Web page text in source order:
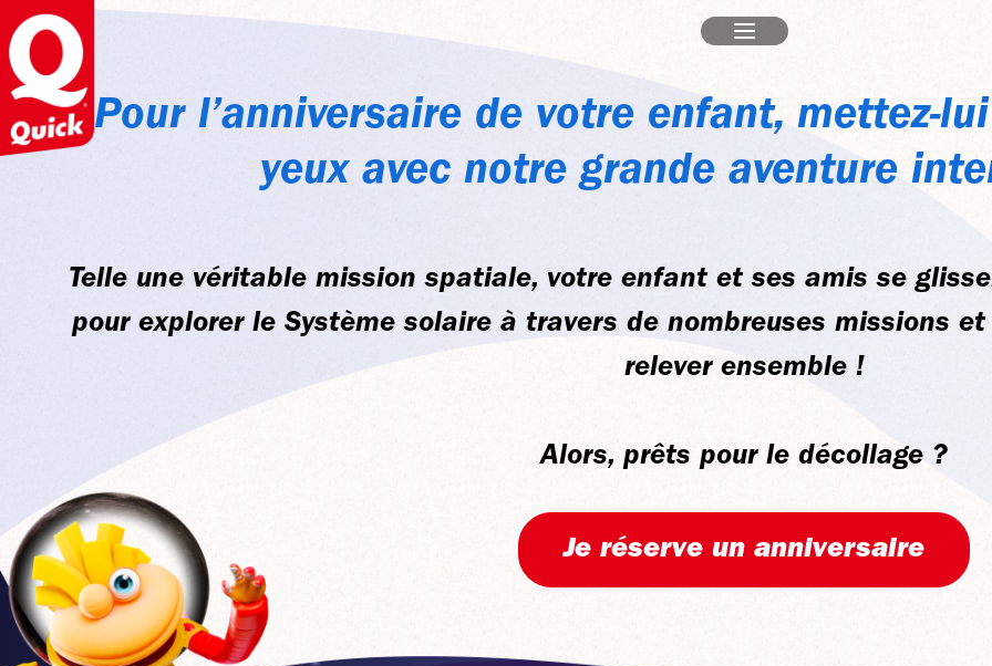
Pour l’anniversaire de votre enfant, mettez-
yeux avec notre grande aventure
Telle une véritable mission spatiale, votre enfant et ses amis se
pour explorer le Système solaire à travers de nombreuses missions
relever ensemble !
Alors, prêts pour le décollage ?
Je réserve un anniversaire